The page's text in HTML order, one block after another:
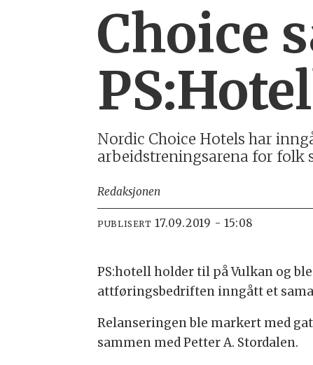
Choice
Nordic Choice Hotels har
arbeidstreningsarena for folk
Redaksjonen
PUBLISERT 17.09.2019 - 15:08
PS:hotell holder til på Vulkan og
attføringsbedriften inngått et
Relanseringen ble markert med
sammen med Petter A. Stordalen.